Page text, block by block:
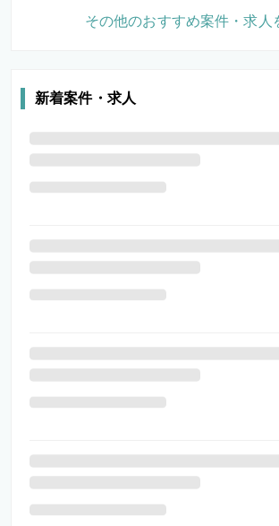
その他のおすすめ案件・求人
新着案件・求人